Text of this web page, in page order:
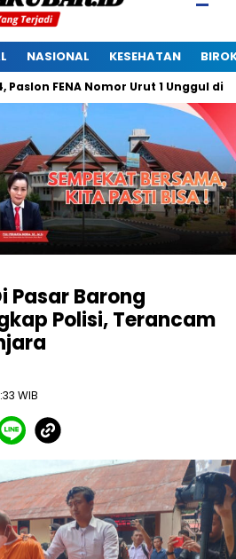
NASIONAL KESEHATAN
Nomor Urut 1 Unggul di
Pasar Barong
Polisi, Terancam
WIB